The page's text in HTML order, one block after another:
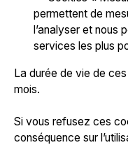
permettent de
l’analyser et nous
services les plus
La durée de vie de
mois.
Si vous refusez ces
conséquence sur